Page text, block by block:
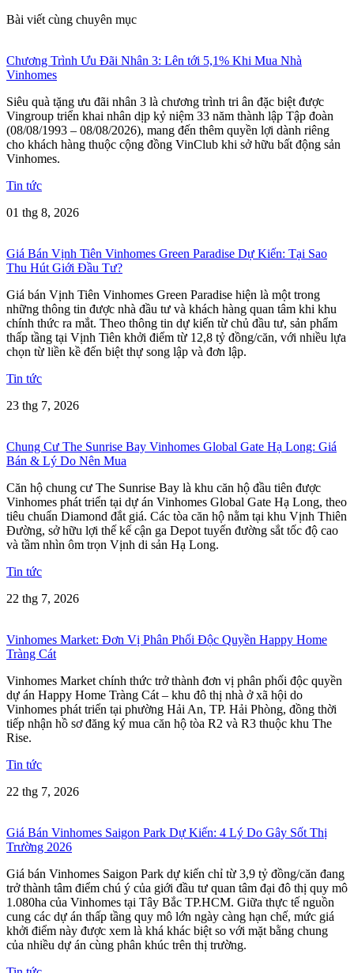
Bài viết cùng chuyên mục
Chương Trình Ưu Đãi Nhân 3: Lên tới 5,1% Khi Mua Nhà
Vinhomes
Siêu quà tặng ưu đãi nhân 3 là chương trình tri ân đặc biệt được
Vingroup triển khai nhân dịp kỷ niệm 33 năm thành lập Tập đoàn
(08/08/1993 – 08/08/2026), mang đến thêm quyền lợi dành riêng
cho khách hàng thuộc cộng đồng VinClub khi sở hữu bất động sản
Vinhomes.
Tin tức
01 thg 8, 2026
Giá Bán Vịnh Tiên Vinhomes Green Paradise Dự Kiến: Tại Sao
Thu Hút Giới Đầu Tư?
Giá bán Vịnh Tiên Vinhomes Green Paradise hiện là một trong
những thông tin được nhà đầu tư và khách hàng quan tâm khi khu
chính thức ra mắt. Theo thông tin dự kiến từ chủ đầu tư, sản phẩm
thấp tầng tại Vịnh Tiên khởi điểm từ 12,8 tỷ đồng/căn, với nhiều lựa
chọn từ liền kề đến biệt thự song lập và đơn lập.
Tin tức
23 thg 7, 2026
Chung Cư The Sunrise Bay Vinhomes Global Gate Hạ Long: Giá
Bán & Lý Do Nên Mua
Căn hộ chung cư The Sunrise Bay là khu căn hộ đầu tiên được
Vinhomes phát triển tại dự án Vinhomes Global Gate Hạ Long, theo
tiêu chuẩn Diamond đắt giá. Các tòa căn hộ nằm tại khu Vịnh Thiên
Đường, sở hữu lợi thế kế cận ga Depot tuyến đường sắt tốc độ cao
và tầm nhìn ôm trọn Vịnh di sản Hạ Long.
Tin tức
22 thg 7, 2026
Vinhomes Market: Đơn Vị Phân Phối Độc Quyền Happy Home
Tràng Cát
Vinhomes Market chính thức trở thành đơn vị phân phối độc quyền
dự án Happy Home Tràng Cát – khu đô thị nhà ở xã hội do
Vinhomes phát triển tại phường Hải An, TP. Hải Phòng, đồng thời
tiếp nhận hồ sơ đăng ký mua căn hộ tòa R2 và R3 thuộc khu The
Rise.
Tin tức
22 thg 7, 2026
Giá Bán Vinhomes Saigon Park Dự Kiến: 4 Lý Do Gây Sốt Thị
Trường 2026
Giá bán Vinhomes Saigon Park dự kiến chỉ từ 3,9 tỷ đồng/căn đang
trở thành tâm điểm chú ý của giới đầu tư quan tâm đại đô thị quy mô
1.080ha của Vinhomes tại Tây Bắc TP.HCM. Giữa thực tế nguồn
cung các dự án thấp tầng quy mô lớn ngày càng hạn chế, mức giá
khởi điểm này được xem là khá khác biệt so với mặt bằng chung
của nhiều dự án cùng phân khúc trên thị trường.